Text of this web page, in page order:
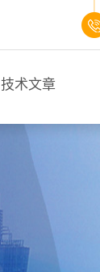
技术文章